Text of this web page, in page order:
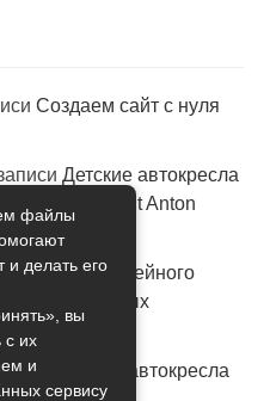
Создаем сайт с нуля
Детские автокресла
(1-2-3) цвет St Anton
Услуги семейного
в семейных
Детские автокресла
файлы
и делать его
вы
с их
и
сервису